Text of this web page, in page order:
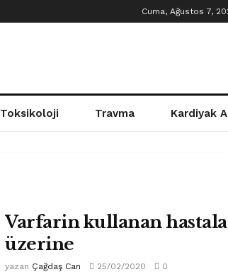
Cuma, Ağustos 7,
Toksikoloji Travma Kardiyak
Varfarin kullanan
üzerine
yazan Çağdaş Can 25/02/2020 0